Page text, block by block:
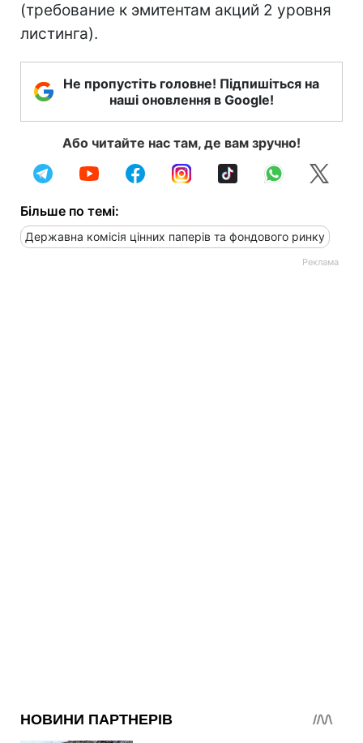
(требование к эмитентам акций 2 уровня
листинга).
Не пропустіть головне! Підпишіться на
наші оновлення в Google!
Або читайте нас там, де вам зручно!
Більше по темі:
Державна комісія цінних паперів та фондового ринку